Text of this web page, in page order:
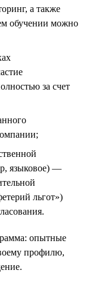
а также
обучении можно
за счет
языковое) —
льгот»)
опытные
профилю,